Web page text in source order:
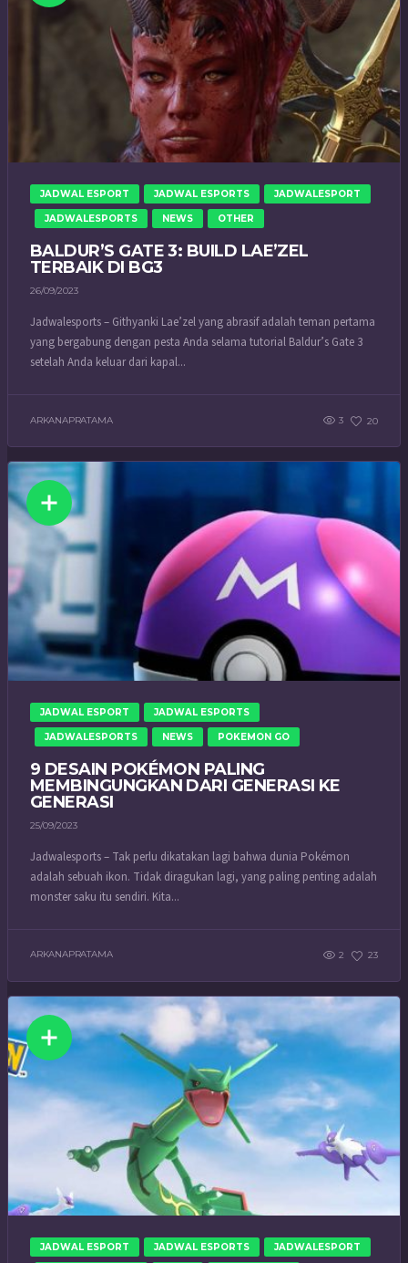
JADWAL ESPORT JADWAL ESPORTS JADWALESPORT
JADWALESPORTS NEWS OTHER
BALDUR’S GATE 3: BUILD LAE’ZEL
TERBAIK DI BG3
26/09/2023
Jadwalesports – Githyanki Lae’zel yang abrasif adalah teman pertama
yang bergabung dengan pesta Anda selama tutorial Baldur’s Gate 3
setelah Anda keluar dari kapal...
ARKANAPRATAMA 3 20
JADWAL ESPORT JADWAL ESPORTS
JADWALESPORTS NEWS POKEMON GO
9 DESAIN POKÉMON PALING
MEMBINGUNGKAN DARI GENERASI KE
GENERASI
25/09/2023
Jadwalesports – Tak perlu dikatakan lagi bahwa dunia Pokémon
adalah sebuah ikon. Tidak diragukan lagi, yang paling penting adalah
monster saku itu sendiri. Kita...
ARKANAPRATAMA 2 23
JADWAL ESPORT JADWAL ESPORTS JADWALESPORT